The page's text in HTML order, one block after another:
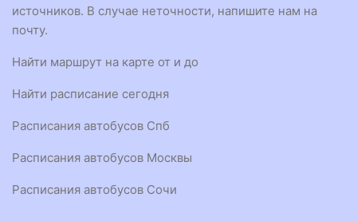
источников. В случае неточности, напишите нам на
почту.
Найти маршрут на карте от и до
Найти расписание сегодня
Расписания автобусов Спб
Расписания автобусов Москвы
Расписания автобусов Сочи